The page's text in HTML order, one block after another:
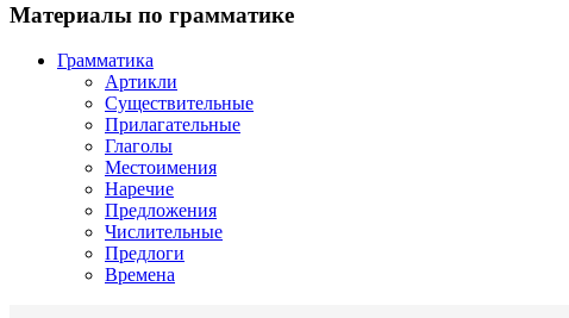
Материалы по грамматике
Грамматика
Артикли
Существительные
Прилагательные
Глаголы
Местоимения
Наречие
Предложения
Числительные
Предлоги
Времена